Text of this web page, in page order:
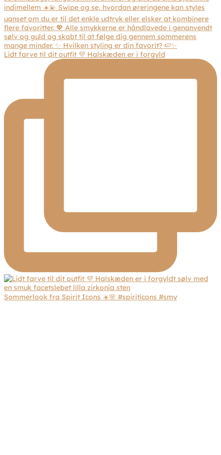
Lidt farve til dit outfit 💜 Halskæden er i forgyld
Sommerlook fra Spirit Icons ☀️🌸 #spiriticons #smy